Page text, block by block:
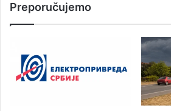
Preporučujemo